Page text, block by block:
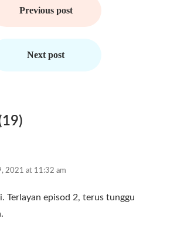
Previous post
Next post
2021 at 11:32 am
Terlayan episod 2, terus tunggu